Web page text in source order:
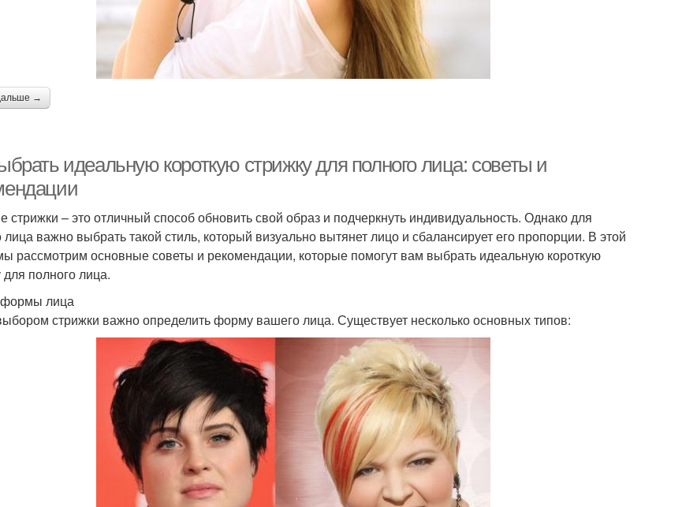
→
идеальную короткую стрижку для полного лица: советы и
стрижки – это отличный способ обновить свой образ и подчеркнуть индивидуальность. Однако для
лица важно выбрать такой стиль, который визуально вытянет лицо и сбалансирует его пропорции. В этой
рассмотрим основные советы и рекомендации, которые помогут вам выбрать идеальную короткую
для полного лица.
лица
стрижки важно определить форму вашего лица. Существует несколько основных типов: